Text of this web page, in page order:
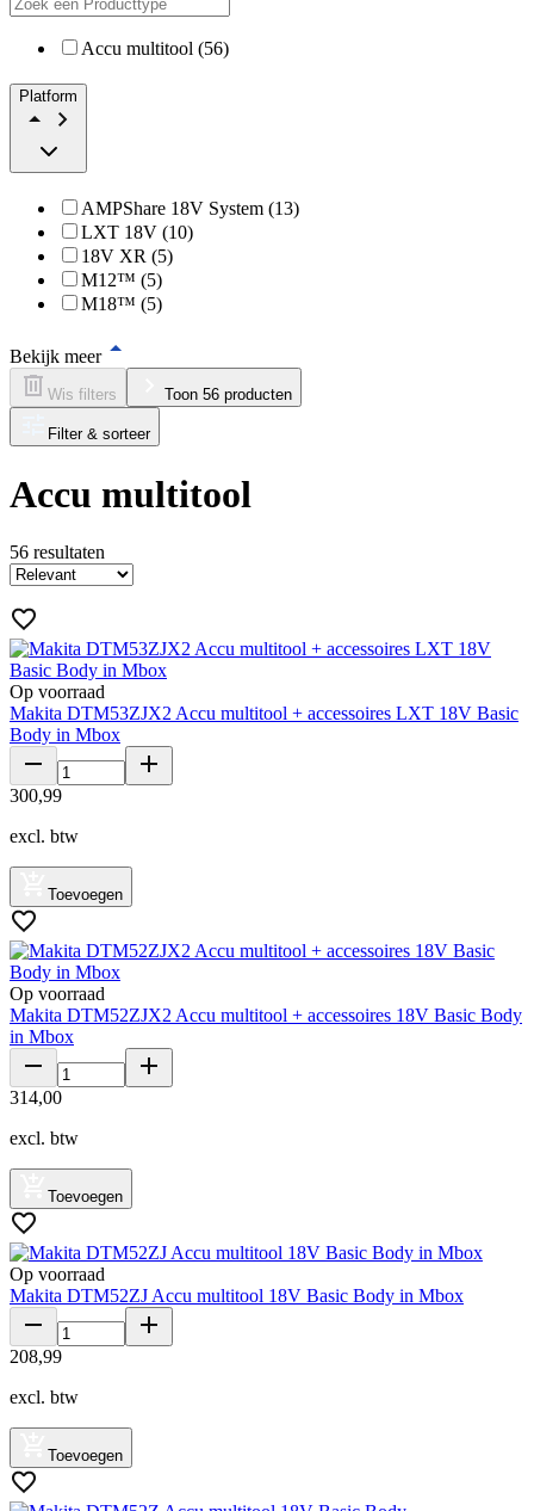
Accu multitool (56)
Platform
AMPShare 18V System (13)
LXT 18V (10)
18V XR (5)
M12™ (5)
M18™ (5)
Bekijk meer
Wis filters Toon 56 producten
Filter & sorteer
Accu multitool
56 resultaten
Op voorraad
Makita DTM53ZJX2 Accu multitool + accessoires LXT 18V Basic
Body in Mbox
300,99
excl. btw
Toevoegen
Op voorraad
Makita DTM52ZJX2 Accu multitool + accessoires 18V Basic Body
in Mbox
314,00
excl. btw
Toevoegen
Op voorraad
Makita DTM52ZJ Accu multitool 18V Basic Body in Mbox
208,99
excl. btw
Toevoegen